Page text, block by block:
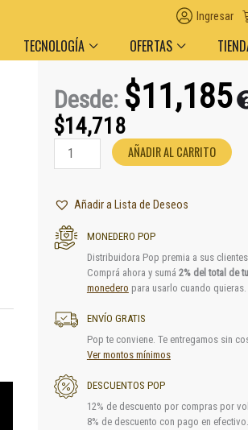
Descuento porIngresar
TECNOLOGÍA OFERTAS
Desde: $11,185
$14,718
Soporte
Pared
Basculante
Soul
26"
AÑADIR AL CARRITO
Añadir a Lista de Deseos
MONEDERO POP
Distribuidora Pop premia a sus
Comprá ahora y sumá 2% del total de
monedero para usarlo cuando quieras.
ENVÍO GRATIS
Pop te conviene. Te entregamos sin
Ver montos mínimos
DESCUENTOS POP
12% de descuento por compras por
8% de descuento con pago en efectivo.